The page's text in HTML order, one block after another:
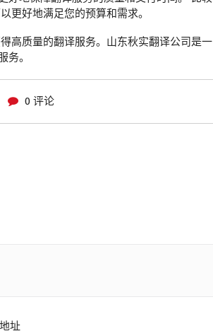
更好地满足您的预算和需求。
高质量的翻译服务。山东秋实翻译公司是一
。
0 评论
址